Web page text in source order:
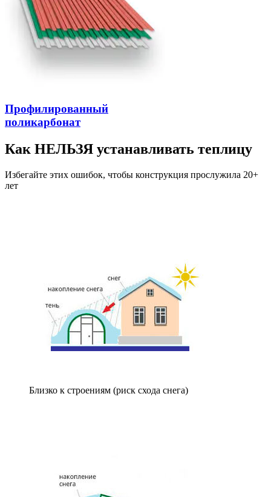
Профилированный
поликарбонат
Как НЕЛЬЗЯ устанавливать теплицу
Избегайте этих ошибок, чтобы конструкция прослужила 20+
лет
Близко к строениям (риск схода снега)